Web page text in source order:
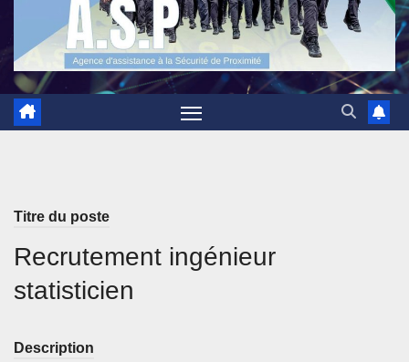
Titre du poste
Recrutement ingénieur
statisticien
Description